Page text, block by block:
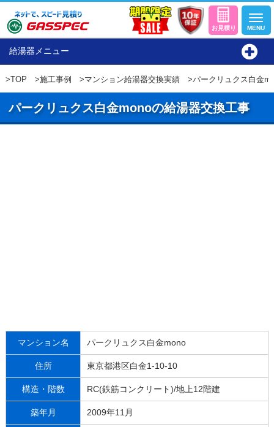
給湯器メニュー
>TOP >施工事例 >マンション給湯器交換実績>パークリュクス白金
パークリュクス白金monoの給湯器交換工事
マンション名 パークリュクス白金mono
住所 東京都港区白金1-10-10
構造・階数 RC(鉄筋コンクリート)/地上12階建
築年月 2009年11月